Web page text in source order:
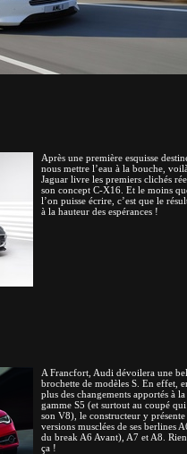
Après une première esquisse
nous mettre l’eau à la bouche,
Jaguar livre les premiers clichés
son concept C-X16. Et le moins
l’on puisse écrire, c’est que le
à la hauteur des espérances !
A Francfort, Audi dévoilera une
brochette de modèles S. En effet,
plus des changements apportés à la
gamme S5 (et surtout au coupé
son V8), le constructeur y présente
versions musclées de ses berlines
du break A6 Avant), A7 et A8.
ça !